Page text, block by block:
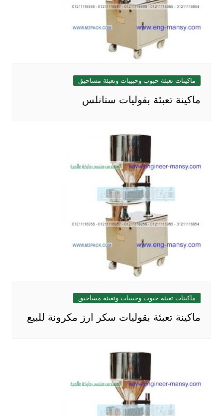
ماكينات تعبئة حبوب وحبيبات وتعبئة مساحيق
ماكينة تعبئة بقوليات ستانلس
ماكينات تعبئة حبوب وحبيبات وتعبئة مساحيق
ماكينة تعبئة بقوليات سكر ارز مكرونة للبيع